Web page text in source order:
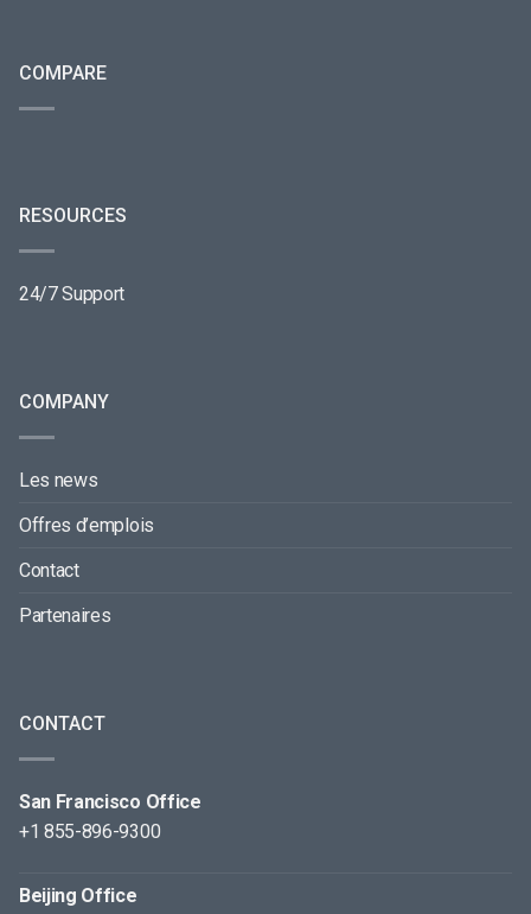
COMPARE
RESOURCES
24/7 Support
COMPANY
Les news
Offres d’emplois
Contact
Partenaires
CONTACT
San Francisco Office
+1 855-896-9300
Beijing Office